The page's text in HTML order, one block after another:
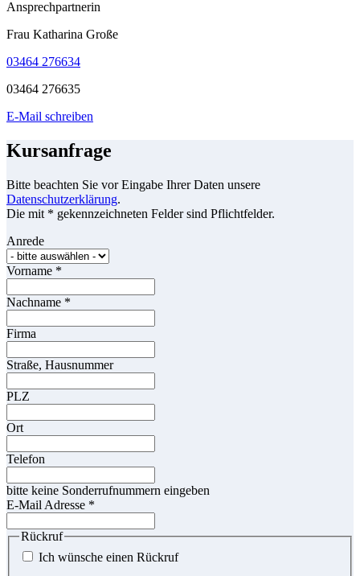
Ansprechpartnerin
Frau Katharina Große
03464 276634
03464 276635
E-Mail schreiben
Kursanfrage
Bitte beachten Sie vor Eingabe Ihrer Daten unsere
Datenschutzerklärung.
Die mit * gekennzeichneten Felder sind Pflichtfelder.
Anrede
Vorname *
Nachname *
Firma
Straße, Hausnummer
PLZ
Ort
Telefon
bitte keine Sonderrufnummern eingeben
E-Mail Adresse *
Rückruf
Ich wünsche einen Rückruf